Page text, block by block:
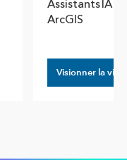
Assistants IA
ArcGIS
Visionner la